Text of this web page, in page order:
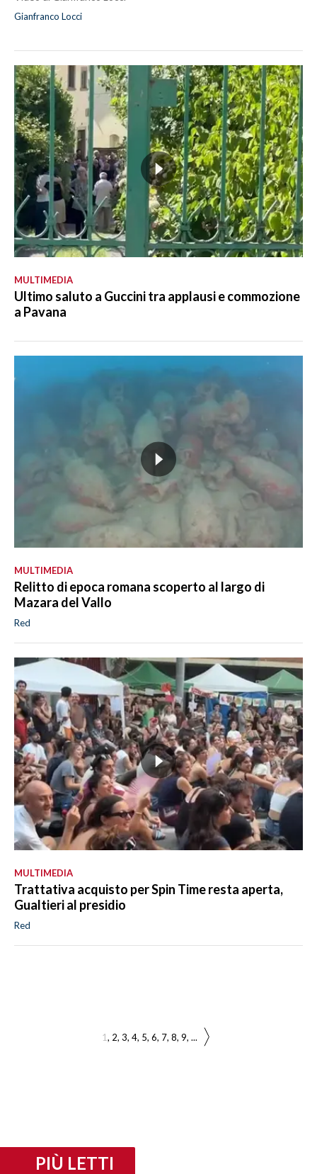
Gianfranco Locci
MULTIMEDIA
Ultimo saluto a Guccini tra applausi e commozione
a Pavana
MULTIMEDIA
Relitto di epoca romana scoperto al largo di
Mazara del Vallo
Red
MULTIMEDIA
Trattativa acquisto per Spin Time resta aperta,
Gualtieri al presidio
Red
1 2 3 4 5 6 7 8 9 ...
PIÙ LETTI